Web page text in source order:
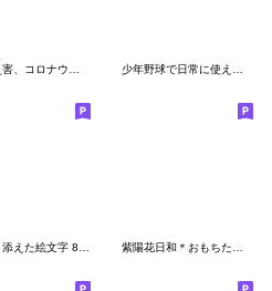
ひとこと添えた絵文字 8 毎日使える 紫陽花日和＊おもちたちのごあいさつ絵文字